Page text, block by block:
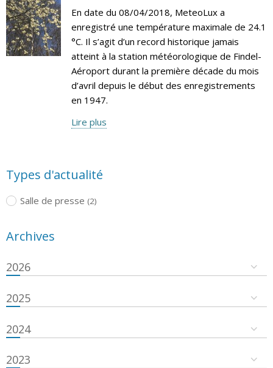
En date du 08/04/2018, MeteoLux a
enregistré une température maximale de 24.1
°C. Il s’agit d’un record historique jamais
atteint à la station météorologique de Findel-
Aéroport durant la première décade du mois
d’avril depuis le début des enregistrements
en 1947.
Lire plus
Types d'actualité
Salle de presse (2)
Archives
2026
2025
2024
2023